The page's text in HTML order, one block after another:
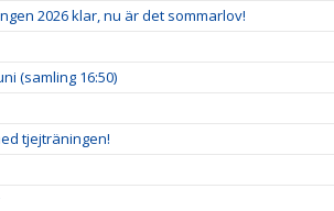
2026 klar, nu är det sommarlov!
(samling 16:50)
tjejträningen!